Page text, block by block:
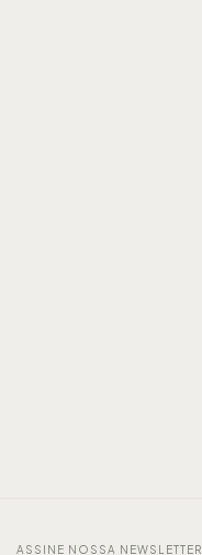
ASSINE NOSSA NEWSLETTER